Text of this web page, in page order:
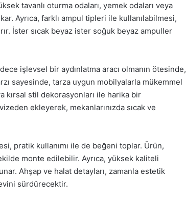
tavanlı oturma odaları, yemek odaları veya
Ayrıca, farklı ampul tipleri ile kullanılabilmesi,
İster sıcak beyaz ister soğuk beyaz ampuller
işlevsel bir aydınlatma aracı olmanın ötesinde,
sayesinde, tarza uygun mobilyalarla mükemmel
kırsal stil dekorasyonları ile harika bir
ekleyerek, mekanlarınızda sıcak ve
pratik kullanımı ile de beğeni toplar. Ürün,
monte edilebilir. Ayrıca, yüksek kaliteli
Ahşap ve halat detayları, zamanla estetik
sürdürecektir.